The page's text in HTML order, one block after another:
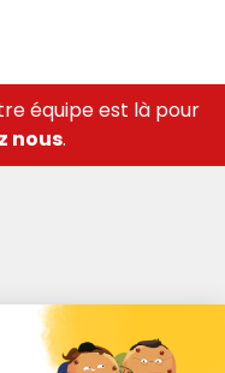
équipe est là pour
nous.